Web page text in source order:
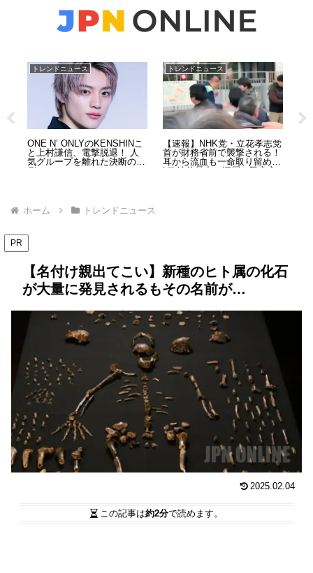
トレンドニュース
ONE N’ ONLYのKENSHINこ
と上村謙信、電撃脱退！ 人
気グループを離れた決断の裏
トレンドニュース
【速報】NHK党・立花孝志党
首が財務省前で襲撃される！
耳から流血も一命取り留める
ホーム トレンドニュース
PR
【名付け親出てこい】新種のヒト属の化石
が大量に発見されるもその名前が…
2025.02.04
この記事は約2分で読めます。